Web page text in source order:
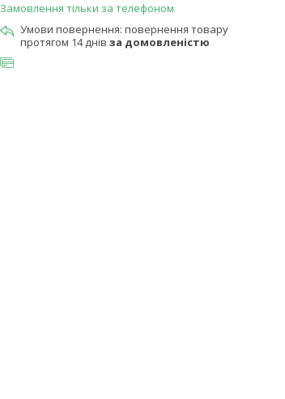
Замовлення тільки за телефоном
повернення товару
протягом 14 днів за домовленістю